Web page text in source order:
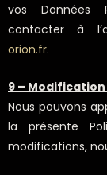
vos Données
contacter à
orion.fr.
9 –
Nous pouvons
la présente
modifications,